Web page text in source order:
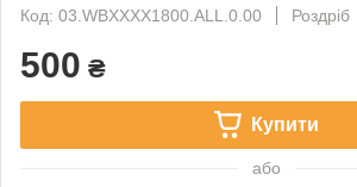
Код: 03.WBXXXX1800.ALL.0.00
Роздріб
500 ₴
Купити
або